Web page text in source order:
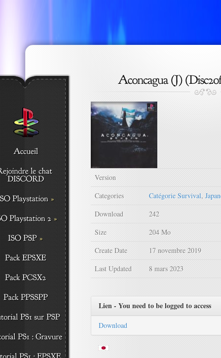
Version
Categories
Catégorie Survival,
Download
242
Size
204 Mo
Create Date
17 novembre 2019
Last Updated
8 mars 2023
Lien - You need to be logged to access
Download